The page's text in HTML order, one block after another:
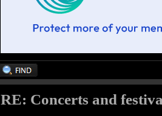
RE: Concerts and